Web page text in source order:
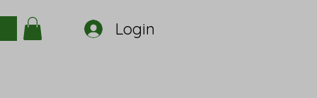
Login